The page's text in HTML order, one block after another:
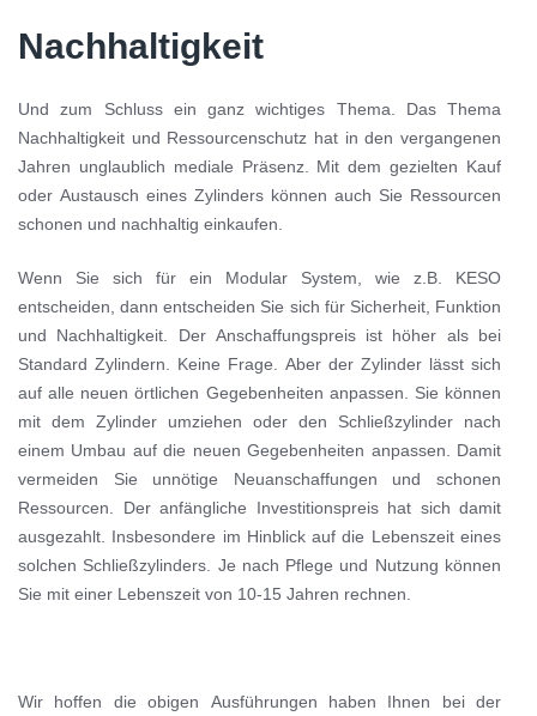
Nachhaltigkeit
Und zum Schluss ein ganz wichtiges Thema. Das Thema
Nachhaltigkeit und Ressourcenschutz hat in den vergangenen
Jahren unglaublich mediale Präsenz. Mit dem gezielten Kauf
oder Austausch eines Zylinders können auch Sie Ressourcen
schonen und nachhaltig einkaufen.
Wenn Sie sich für ein Modular System, wie z.B. KESO
entscheiden, dann entscheiden Sie sich für Sicherheit, Funktion
und Nachhaltigkeit. Der Anschaffungspreis ist höher als bei
Standard Zylindern. Keine Frage. Aber der Zylinder lässt sich
auf alle neuen örtlichen Gegebenheiten anpassen. Sie können
mit dem Zylinder umziehen oder den Schließzylinder nach
einem Umbau auf die neuen Gegebenheiten anpassen. Damit
vermeiden Sie unnötige Neuanschaffungen und schonen
Ressourcen. Der anfängliche Investitionspreis hat sich damit
ausgezahlt. Insbesondere im Hinblick auf die Lebenszeit eines
solchen Schließzylinders. Je nach Pflege und Nutzung können
Sie mit einer Lebenszeit von 10-15 Jahren rechnen.
Wir hoffen die obigen Ausführungen haben Ihnen bei der